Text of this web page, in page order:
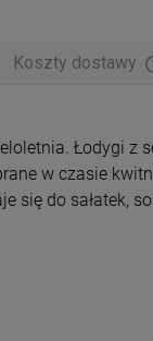
Koszty dostawy
Łodygi z
w czasie
się do sałatek,